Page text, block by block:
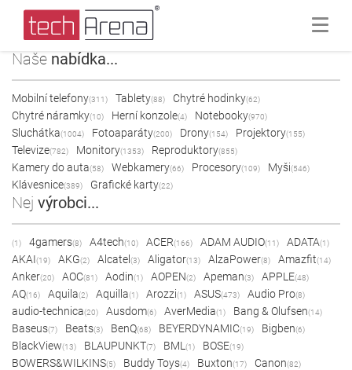
Naše nabídka...
Mobilní telefony(311) Tablety(88) Chytré hodinky(62)
Chytré náramky(10) Herní konzole(4) Notebooky(970)
Sluchátka(1004) Fotoaparáty(200) Drony(154) Projektory(155)
Televize(782) Monitory(1353) Reproduktory(855)
Kamery do auta(58) Webkamery(66) Procesory(109) Myši(546)
Klávesnice(389) Grafické karty(22)
Nej výrobci...
(1) 4gamers(8) A4tech(10) ACER(166) ADAM AUDIO(11) ADATA(1)
AKAI(19) AKG(2) Alcatel (3) Aligator(13) AlzaPower(8) Amazfit(14)
Anker(20) AOC(81) Aodin(1) AOPEN(2) Apeman(3) APPLE(48)
AQ(16) Aquila(2) Aquilla(1) Arozzi(1) ASUS(473) Audio Pro(8)
audio-technica(20) Ausdom(6) AverMedia(1) Bang & Olufsen(14)
Baseus(7) Beats(3) BenQ(68) BEYERDYNAMIC(19) Bigben(6)
BlackView(13) BLAUPUNKT(7) BML (1) BOSE(19)
BOWERS&WILKINS(5) Buddy Toys(4) Buxton(17) Canon(82)